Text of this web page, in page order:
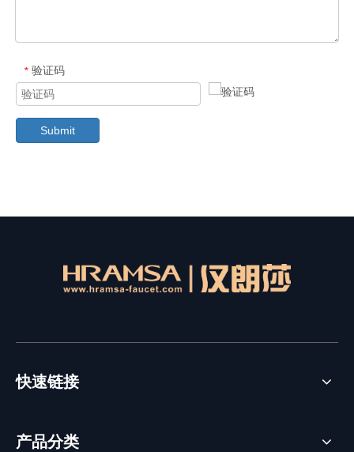
* 验证码
Submit
快速链接
产品分类